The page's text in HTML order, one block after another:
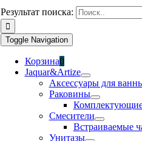
Результат поиска:
Toggle Navigation
Корзина0
Jaquar&Artize
Аксессуары для
Раковины
Смесители
Встраиваемые
Унитазы